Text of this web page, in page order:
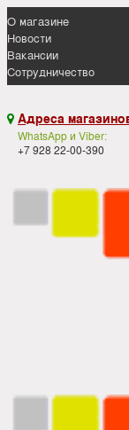
О магазине
Новости
Вакансии
Сотрудничество
 Адреса
WhatsApp и Viber:
+7 928 22-00-390